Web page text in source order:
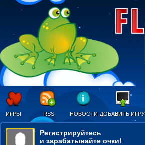
ИГРЫ RSS НОВОСТИ ДОБАВИТЬ ИГРУ
Регистрируйтесь
и зарабатывайте очки!